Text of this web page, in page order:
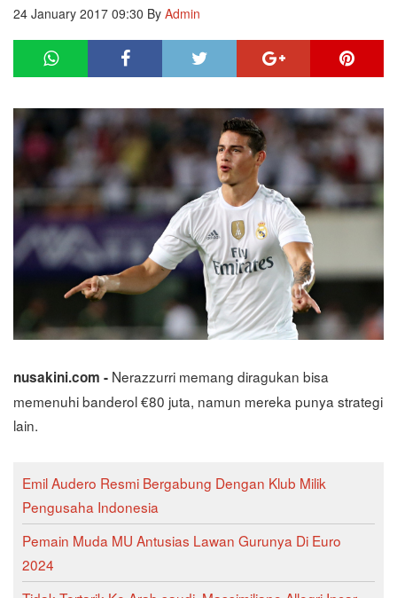
24 January 2017 09:30 By Admin
nusakini.com - Nerazzurri memang diragukan bisa
memenuhi banderol €80 juta, namun mereka punya strategi
lain.
Emil Audero Resmi Bergabung Dengan Klub Milik
Pengusaha Indonesia
Pemain Muda MU Antusias Lawan Gurunya Di Euro
2024